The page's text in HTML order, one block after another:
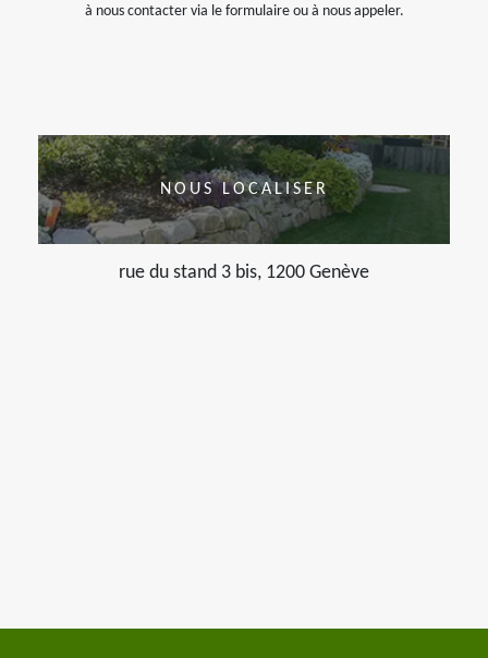
à nous contacter via le formulaire ou à nous appeler.
NOUS LOCALISER
rue du stand 3 bis, 1200 Genève